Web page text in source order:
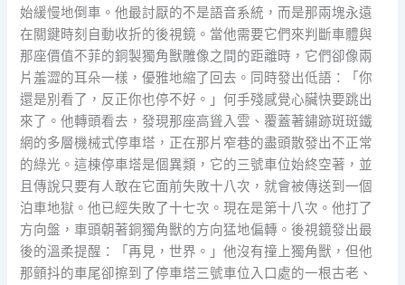
始緩慢地倒車。他最討厭的不是語音系統，而是那兩塊永遠
在關鍵時刻自動收折的後視鏡。當他需要它們來判斷車體與
那座價值不菲的銅製獨角獸雕像之間的距離時，它們卻像兩
片羞澀的耳朵一樣，優雅地縮了回去。同時發出低語：「你
還是別看了，反正你也停不好。」何手殘感覺心臟快要跳出
來了。他轉頭看去，發現那座高聳入雲、覆蓋著鏽跡斑斑鐵
網的多層機械式停車塔，正在那片窄巷的盡頭散發出不正常
的綠光。這棟停車塔是個異類，它的三號車位始終空著，並
且傳說只要有人敢在它面前失敗十八次，就會被傳送到一個
泊車地獄。他已經失敗了十七次。現在是第十八次。他打了
方向盤，車頭朝著銅獨角獸的方向猛地偏轉。後視鏡發出最
後的溫柔提醒：「再見，世界。」他沒有撞上獨角獸，但他
那顫抖的車尾卻擦到了停車塔三號車位入口處的一根古老、